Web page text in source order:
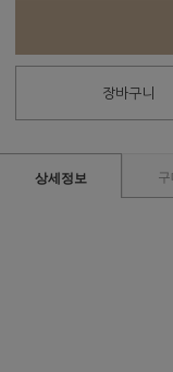
장바구니
상세정보